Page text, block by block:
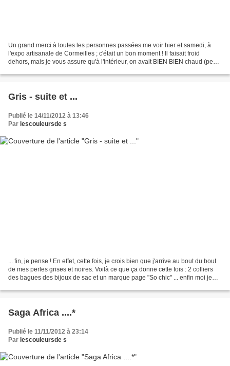
Un grand merci à toutes les personnes passées me voir hier et samedi, à
l'expo artisanale de Cormeilles ; c'était un bon moment ! Il faisait froid
dehors, mais je vous assure qu'à l'intérieur, on avait BIEN BIEN chaud (peut-
Gris - suite et ...
Publié le 14/11/2012 à 13:46
Par lescouleursde s
... fin, je pense ! En effet, cette fois, je crois bien que j'arrive au bout du bout
de mes perles grises et noires. Voilà ce que ça donne cette fois : 2 colliers
des bagues des bijoux de sac et un marque page "So chic" ... enfin moi je
Saga Africa ....*
Publié le 11/11/2012 à 23:14
Par lescouleursde s